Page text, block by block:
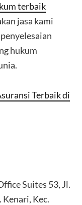
terbaik
jasa kami
hukum
Terbaik di
Suites 53, Jl.
Kec.